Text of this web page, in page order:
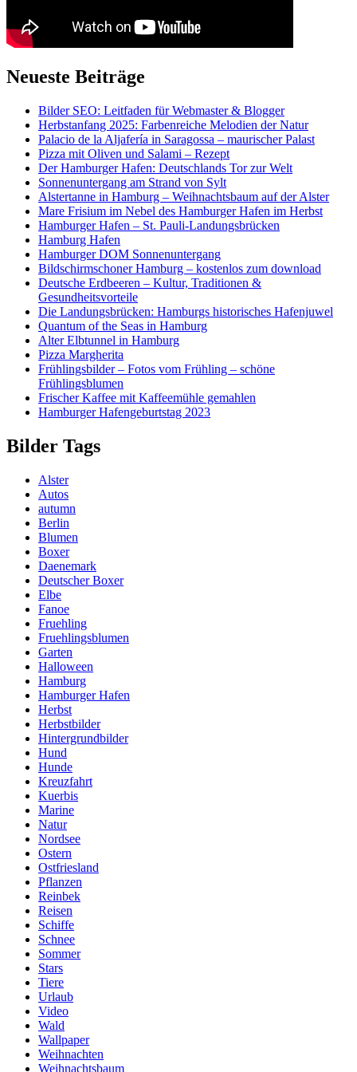
Neueste Beiträge
Bilder SEO: Leitfaden für Webmaster & Blogger
Herbstanfang 2025: Farbenreiche Melodien der Natur
Palacio de la Aljafería in Saragossa – maurischer Palast
Pizza mit Oliven und Salami – Rezept
Der Hamburger Hafen: Deutschlands Tor zur Welt
Sonnenuntergang am Strand von Sylt
Alstertanne in Hamburg – Weihnachtsbaum auf der Alster
Mare Frisium im Nebel des Hamburger Hafen im Herbst
Hamburger Hafen – St. Pauli-Landungsbrücken
Hamburg Hafen
Hamburger DOM Sonnenuntergang
Bildschirmschoner Hamburg – kostenlos zum download
Deutsche Erdbeeren – Kultur, Traditionen &
Gesundheitsvorteile
Die Landungsbrücken: Hamburgs historisches Hafenjuwel
Quantum of the Seas in Hamburg
Alter Elbtunnel in Hamburg
Pizza Margherita
Frühlingsbilder – Fotos vom Frühling – schöne
Frühlingsblumen
Frischer Kaffee mit Kaffeemühle gemahlen
Hamburger Hafengeburtstag 2023
Bilder Tags
Alster
Autos
autumn
Berlin
Blumen
Boxer
Daenemark
Deutscher Boxer
Elbe
Fanoe
Fruehling
Fruehlingsblumen
Garten
Halloween
Hamburg
Hamburger Hafen
Herbst
Herbstbilder
Hintergrundbilder
Hund
Hunde
Kreuzfahrt
Kuerbis
Marine
Natur
Nordsee
Ostern
Ostfriesland
Pflanzen
Reinbek
Reisen
Schiffe
Schnee
Sommer
Stars
Tiere
Urlaub
Video
Wald
Wallpaper
Weihnachten
Weihnachtsbaum